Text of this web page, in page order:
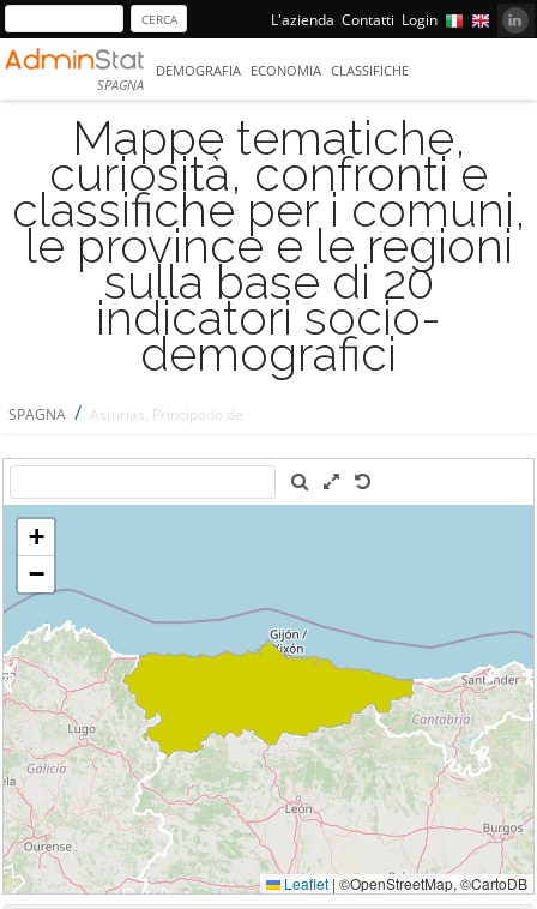
L'azienda Contatti Login
SPAGNA
DEMOGRAFIA ECONOMIA CLASSIFICHE
Mappe tematiche,
curiosità, confronti e
classifiche per i comuni,
le province e le regioni
sulla base di 20
indicatori socio-
demografici
SPAGNA / Asturias, Principado de